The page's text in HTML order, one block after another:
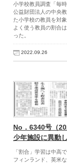
小学校教員調査「毎
公益財団法人の中央
た小学校の教員を対
よく使う教員の割合
った。
2022.09.26
No．6340号（
少年施設に異動
「割合」学習は中高
フィンランド、英米